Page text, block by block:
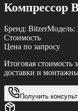
Компрессор
Бренд: BitzerМодель:
Стоимость
Цена по запросу
Итоговая стоимость
доставки и
Получить